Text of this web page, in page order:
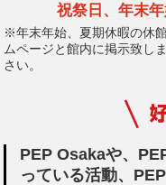
祝祭日、年末年
※年末年始、夏期休暇の休
ムページと館内に掲示致し
さい。
PEP Osakaや、
っている活動、